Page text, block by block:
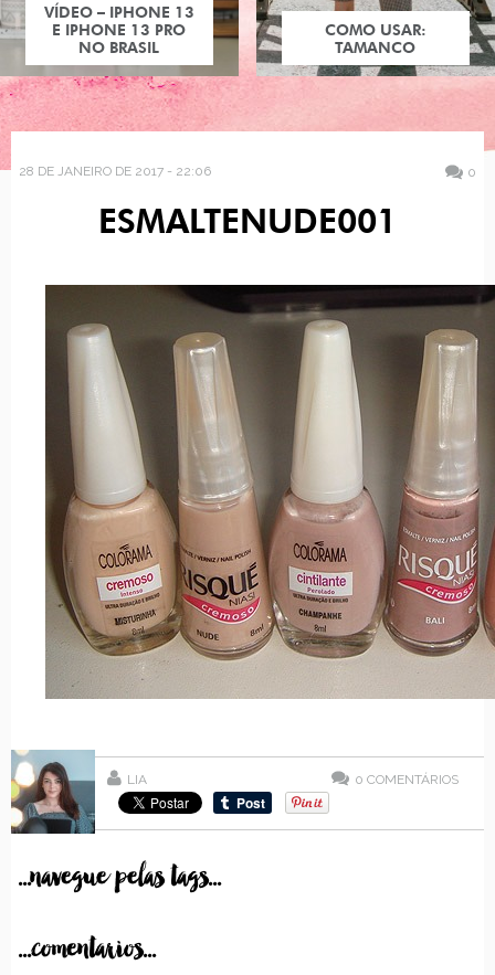
VÍDEO – IPHONE 13
E IPHONE 13 PRO
NO BRASIL
COMO USAR:
TAMANCO
28 DE JANEIRO DE 2017 - 22:06 0
ESMALTENUDE001
LIA 0 COMENTÁRIOS
...navegue pelas tags...
...comentarios...